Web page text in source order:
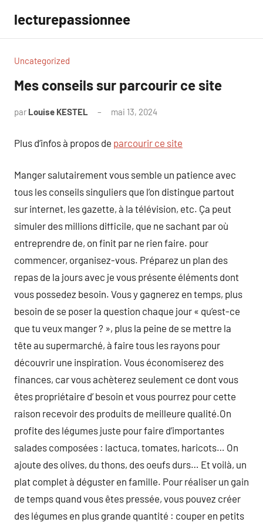
contenu
lecturepassionnee
Uncategorized
Mes conseils sur parcourir ce site
par Louise KESTEL mai 13, 2024
Plus d’infos à propos de parcourir ce site
Manger salutairement vous semble un patience avec
tous les conseils singuliers que l’on distingue partout
sur internet, les gazette, à la télévision, etc. Ça peut
simuler des millions difficile, que ne sachant par où
entreprendre de, on finit par ne rien faire. pour
commencer, organisez-vous. Préparez un plan des
repas de la jours avec je vous présente éléments dont
vous possedez besoin. Vous y gagnerez en temps, plus
besoin de se poser la question chaque jour « qu’est-ce
que tu veux manger ? », plus la peine de se mettre la
tête au supermarché, à faire tous les rayons pour
découvrir une inspiration. Vous économiserez des
finances, car vous achèterez seulement ce dont vous
êtes propriétaire d’ besoin et vous pourrez pour cette
raison recevoir des produits de meilleure qualité.On
profite des légumes juste pour faire d’importantes
salades composées : lactuca, tomates, haricots… On
ajoute des olives, du thons, des oeufs durs… Et voilà, un
plat complet à déguster en famille. Pour réaliser un gain
de temps quand vous êtes pressée, vous pouvez créer
des légumes en plus grande quantité : couper en petits